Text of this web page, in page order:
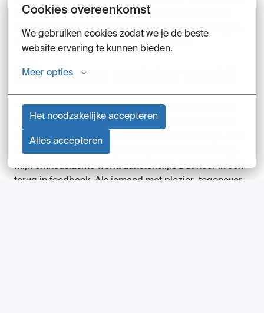
Cookies overeenkomst
We gebruiken cookies zodat we je de beste
website ervaring te kunnen bieden.
Meer opties
Het noodzakelijke accepteren
Alles accepteren
Daarna kijken we naar de basis van het sanitair en
bespreken we wat ze willen aanpassen of toevoegen.
Met die uitgangspunten ga ik ontwerpen.”
Enthousiasme maakt het verschil
“Op een relaxte manier werken, dat is mijn stijl. Met
een grapje tussendoor en een lach. Klanten moeten
veel keuzes maken en dat kan best stressvol zijn. Dan
helpt het als iemand tegenover je zit die rust brengt.
Mijn enthousiasme werkt aanstekelijk. Dat hoor ik ook
terug in feedback. Als iemand met plezier  tegenover